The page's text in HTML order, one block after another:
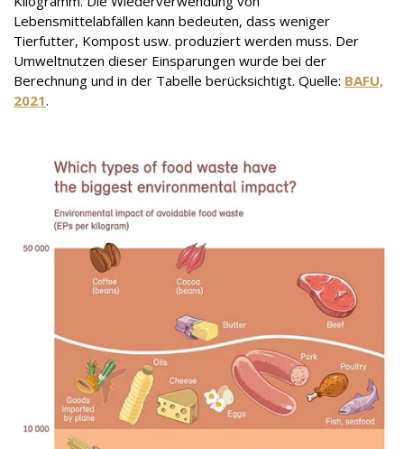
Lebensmittelabfällen kann bedeuten, dass weniger
Tierfutter, Kompost usw. produziert werden muss. Der
Umweltnutzen dieser Einsparungen wurde bei der
Berechnung und in der Tabelle berücksichtigt. Quelle: BAFU,
2021.